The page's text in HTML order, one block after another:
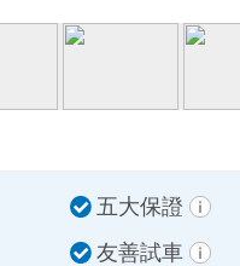
五大保證
友善試車